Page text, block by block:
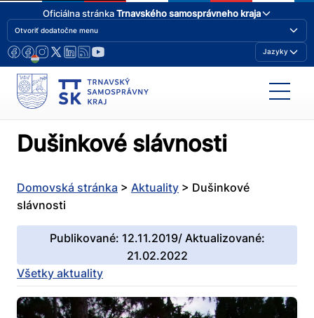
Oficiálna stránkaTrnavského samosprávneho kraja
Otvoriť dodatočne menu
Jazyky
Dušinkové slávnosti
Domovská stránka > Aktuality > Dušinkové
slávnosti
Publikované: 12.11.2019/ Aktualizované:
21.02.2022
Všetky aktuality